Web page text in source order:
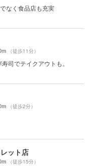
なく食品店も充実
（徒歩11分）
司でテイクアウトも。
（徒歩2分）
ット店
（徒歩15分）